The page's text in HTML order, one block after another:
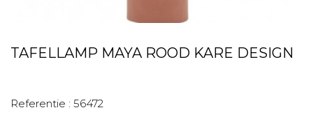
TAFELLAMP MAYA ROOD KARE DESIGN
Referentie : 56472